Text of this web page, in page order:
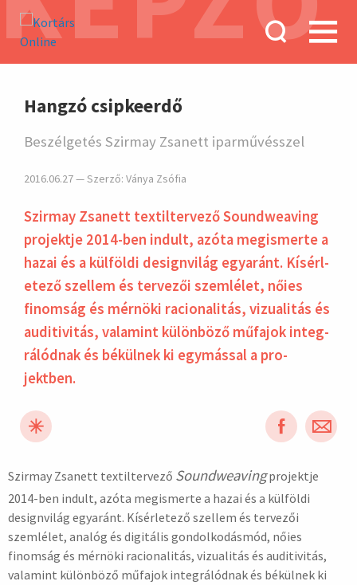
Hangzó csipkeerdő
Beszélgetés Szirmay Zsanett iparművésszel
2016.06.27 — Szerző: Ványa Zsófia
Szirmay Zsanett textil­ter­vező Sound­weaving
pro­jektje 2014-ben indult, azóta meg­is­merte a
hazai és a kül­földi design­világ egy­aránt. Kísérl­
etező szel­lem és ter­vezői szem­lélet, nőies
finom­ság és mér­nöki racio­nalitás, vizu­ali­tás és
auditi­vitás, vala­mint külön­böző mű­fajok integ­
rálód­nak és békül­nek ki egy­más­sal a pro­
jektben.
hirdetés
Szirmay Zsanett textiltervező Soundweavingprojektje
2014-ben indult, azóta megismerte a hazai és a külföldi
designvilág egyaránt. Kísérletező szellem és tervezői
szemlélet, analóg és digitális gondolkodásmód, nőies
finomság és mérnöki racionalitás, vizualitás és auditivitás,
valamint különböző műfajok integrálódnak és békülnek ki